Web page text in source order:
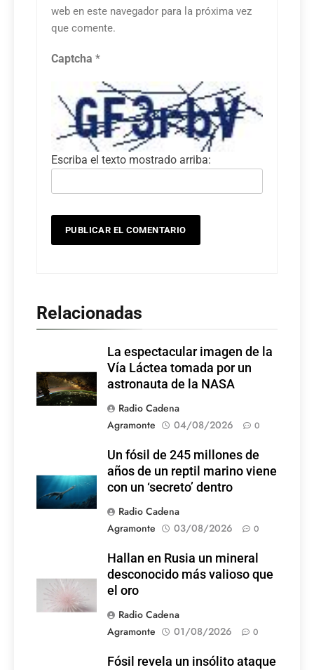
web en este navegador para la próxima vez
que comente.
Captcha *
Escriba el texto mostrado arriba:
Relacionadas
La espectacular imagen de la
Vía Láctea tomada por un
astronauta de la NASA
Radio Cadena
Agramonte
04/08/2026 0
Un fósil de 245 millones de
años de un reptil marino viene
con un ‘secreto’ dentro
Radio Cadena
Agramonte
03/08/2026 0
Hallan en Rusia un mineral
desconocido más valioso que
el oro
Radio Cadena
Agramonte
01/08/2026 0
Fósil revela un insólito ataque